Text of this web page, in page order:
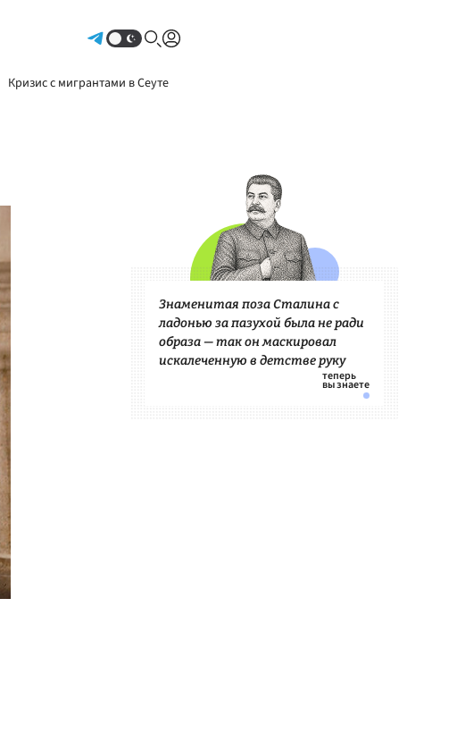
Кризис с мигрантами в Сеуте
Знаменитая поза Сталина с
ладонью за пазухой была не ради
образа — так он маскировал
искалеченную в детстве руку